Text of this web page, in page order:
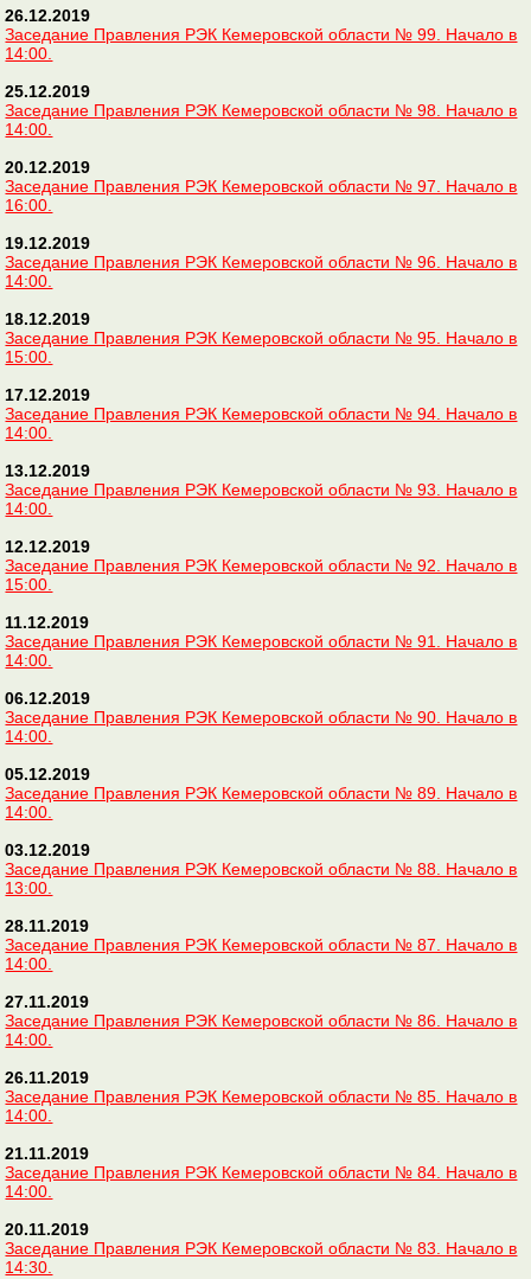
26.12.2019
Заседание Правления РЭК Кемеровской области № 99. Начало в
14:00.
25.12.2019
Заседание Правления РЭК Кемеровской области № 98. Начало в
14:00.
20.12.2019
Заседание Правления РЭК Кемеровской области № 97. Начало в
16:00.
19.12.2019
Заседание Правления РЭК Кемеровской области № 96. Начало в
14:00.
18.12.2019
Заседание Правления РЭК Кемеровской области № 95. Начало в
15:00.
17.12.2019
Заседание Правления РЭК Кемеровской области № 94. Начало в
14:00.
13.12.2019
Заседание Правления РЭК Кемеровской области № 93. Начало в
14:00.
12.12.2019
Заседание Правления РЭК Кемеровской области № 92. Начало в
15:00.
11.12.2019
Заседание Правления РЭК Кемеровской области № 91. Начало в
14:00.
06.12.2019
Заседание Правления РЭК Кемеровской области № 90. Начало в
14:00.
05.12.2019
Заседание Правления РЭК Кемеровской области № 89. Начало в
14:00.
03.12.2019
Заседание Правления РЭК Кемеровской области № 88. Начало в
13:00.
28.11.2019
Заседание Правления РЭК Кемеровской области № 87. Начало в
14:00.
27.11.2019
Заседание Правления РЭК Кемеровской области № 86. Начало в
14:00.
26.11.2019
Заседание Правления РЭК Кемеровской области № 85. Начало в
14:00.
21.11.2019
Заседание Правления РЭК Кемеровской области № 84. Начало в
14:00.
20.11.2019
Заседание Правления РЭК Кемеровской области № 83. Начало в
14:30.